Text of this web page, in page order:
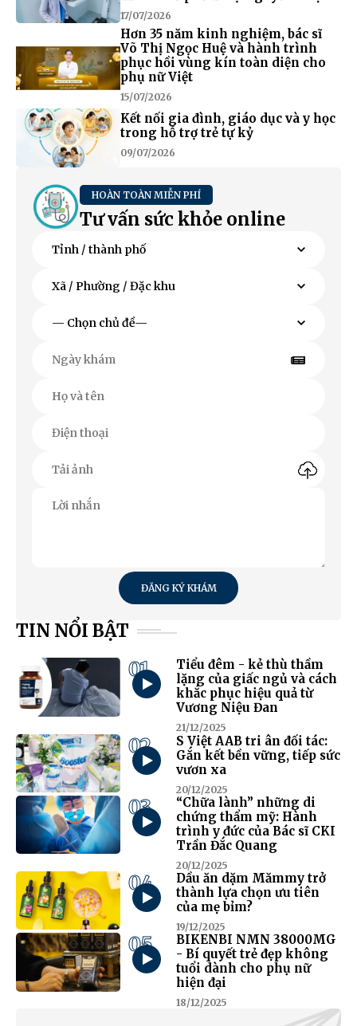
17/07/2026
Hơn 35 năm kinh nghiệm, bác sĩ
Võ Thị Ngọc Huệ và hành trình
phục hồi vùng kín toàn diện cho
phụ nữ Việt
15/07/2026
Kết nối gia đình, giáo dục và y học
trong hỗ trợ trẻ tự kỷ
09/07/2026
HOÀN TOÀN MIỄN PHÍ
Tư vấn sức khỏe online
ĐĂNG KÝ KHÁM
TIN NỔI BẬT
01
Tiểu đêm - kẻ thù thầm
lặng của giấc ngủ và cách
khắc phục hiệu quả từ
Vương Niệu Đan
21/12/2025
02
S Việt AAB tri ân đối tác:
Gắn kết bền vững, tiếp sức
vươn xa
20/12/2025
03
“Chữa lành” những di
chứng thẩm mỹ: Hành
trình y đức của Bác sĩ CKI
Trần Đắc Quang
20/12/2025
04
Dầu ăn dặm Mămmy trở
thành lựa chọn ưu tiên
của mẹ bỉm?
19/12/2025
05
BIKENBI NMN 38000MG
- Bí quyết trẻ đẹp không
tuổi dành cho phụ nữ
hiện đại
18/12/2025